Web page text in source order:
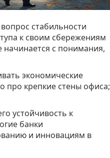
стабильности
к своим сбережениям
начинается с понимания,
экономические
про крепкие стены офиса;
устойчивость к
банки
и инновациям в